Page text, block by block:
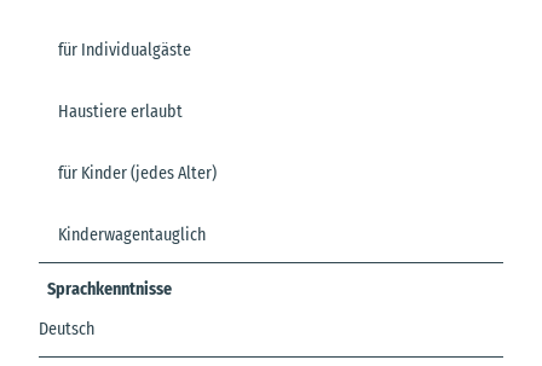
für Individualgäste
Haustiere erlaubt
für Kinder (jedes Alter)
Kinderwagentauglich
Sprachkenntnisse
Deutsch